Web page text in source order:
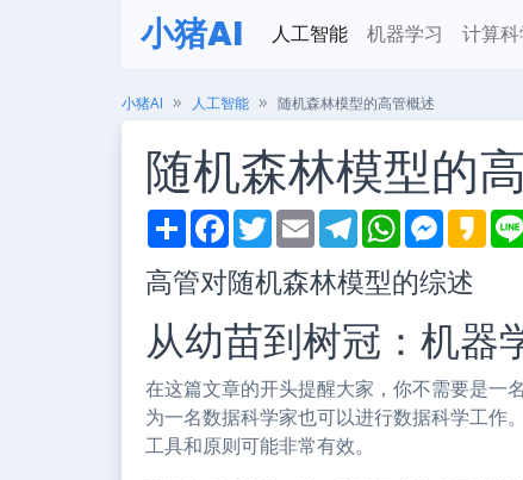
小猪AI 人工智能 机器学习 计算
小猪AI 人工智能 随机森林模型的高管概述
随机森林模型的
S
h
r
e
F
a
e
b
o
k
T
w
t
t
r
E
m
i
l
T
e
e
g
a
m
W
h
t
s
p
p
M
e
s
e
g
e
K
a
高管对随机森林模型的综述
从幼苗到树冠：机器
在这篇文章的开头提醒大家，你不需要是一
为一名数据科学家也可以进行数据科学工作
工具和原则可能非常有效。